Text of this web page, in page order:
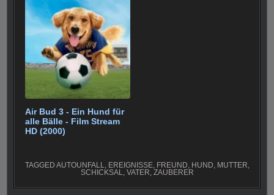
Air Bud 3 - Ein Hund für
alle Bälle - Film Stream
HD (2000)
TAGGED AUTOUNFALL, EREIGNISSE, FREUND, HUND, MUTTER,
SCHICKSAL, VATER, ZAUBERER